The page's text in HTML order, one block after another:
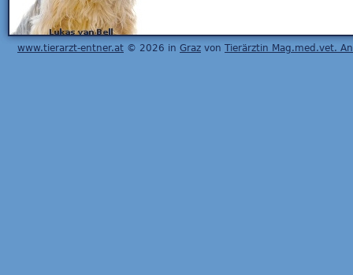
www.tierarzt-entner.at © 2026 in Graz von Tierärztin Mag.med.vet.